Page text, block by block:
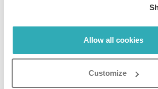
Allow all cookies
Customize
ønskede placering på din hjemmeside
bladrekataloget.